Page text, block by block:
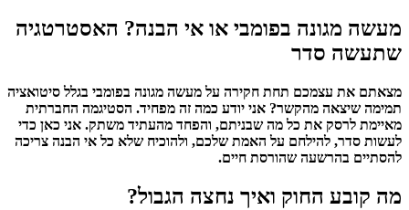
מעשה מגונה בפומבי או אי הבנה? האסטרטגיה
שתעשה סדר
מצאתם את עצמכם תחת חקירה על מעשה מגונה בפומבי בגלל סיטואציה
תמימה שיצאה מהקשר? אני יודע כמה זה מפחיד. הסטיגמה החברתית
מאיימת לרסק את כל מה שבניתם, והפחד מהעתיד משתק. אני כאן כדי
לעשות סדר, להילחם על האמת שלכם, ולהוכיח שלא כל אי הבנה צריכה
להסתיים בהרשעה שהורסת חיים.
מה קובע החוק ואיך נחצה הגבול?